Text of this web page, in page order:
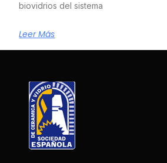
biovidrios del sistema
Leer Más